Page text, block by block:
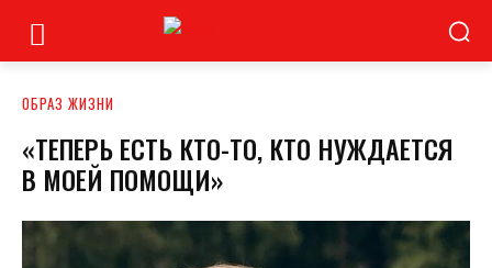
ОБРАЗ ЖИЗНИ
«ТЕПЕРЬ ЕСТЬ КТО-ТО, КТО НУЖДАЕТСЯ
В МОЕЙ ПОМОЩИ»